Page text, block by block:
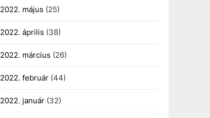
2022. május (25)
2022. április (38)
2022. március (26)
2022. február(44)
2022. január(32)